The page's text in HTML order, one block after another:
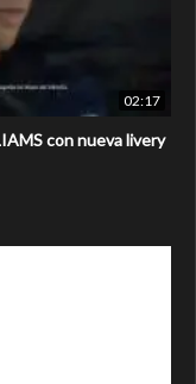
02:17
con nueva livery